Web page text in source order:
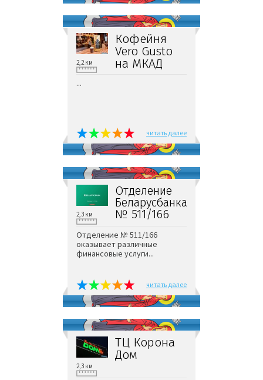
Кофейня
Vero Gusto
на МКАД
2,2 км
...
читать далее
Отделение
Беларусбанка
№ 511/166
2,3 км
Отделение № 511/166
оказывает различные
финансовые услуги...
читать далее
ТЦ Корона
Дом
2,3 км